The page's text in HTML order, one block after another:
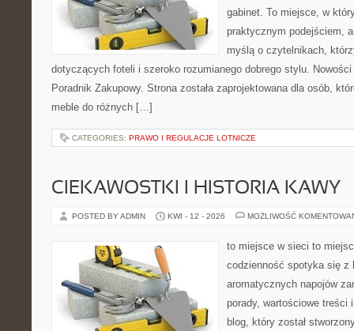
gabinet. To miejsce, w
praktycznym podejściem,
myślą o czytelnikach,
dotyczących foteli i szeroko rozumianego dobrego stylu.
Poradnik Zakupowy. Strona została zaprojektowana dla osób,
meble do różnych […]
CATEGORIES: PRAWO I REGULACJE LOTNICZE
CIEKAWOSTKI I HISTORIA KAWY
POSTED BY ADMIN KWI - 12 - 2026 MOŻLIWOŚĆ
to miejsce w sieci to
codzienność spotyka się z
aromatycznych napojów
porady, wartościowe treści
blog, który został